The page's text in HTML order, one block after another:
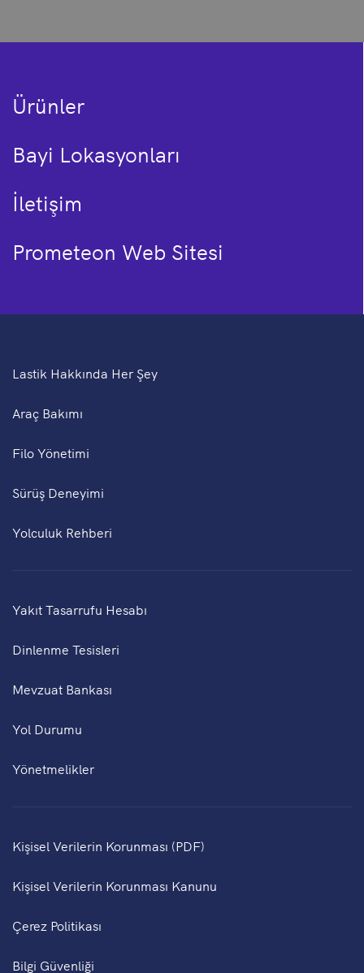
Ürünler
Bayi Lokasyonları
İletişim
Prometeon Web Sitesi
Lastik Hakkında Her Şey
Araç Bakımı
Filo Yönetimi
Sürüş Deneyimi
Yolculuk Rehberi
Yakıt Tasarrufu Hesabı
Dinlenme Tesisleri
Mevzuat Bankası
Yol Durumu
Yönetmelikler
Kişisel Verilerin Korunması (PDF)
Kişisel Verilerin Korunması Kanunu
Çerez Politikası
Bilgi Güvenliği